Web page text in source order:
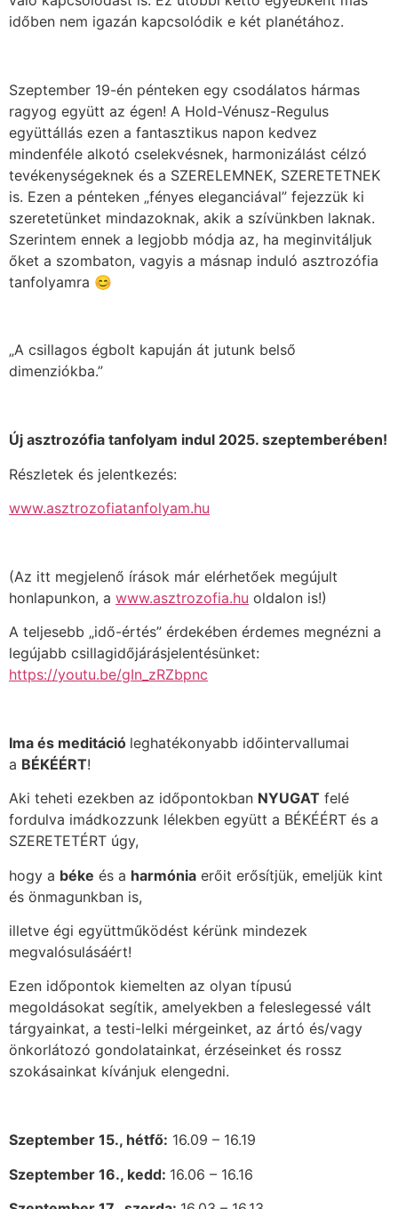
időben nem igazán kapcsolódik e két planétához.
Szeptember 19-én pénteken egy csodálatos hármas
ragyog együtt az égen! A Hold-Vénusz-Regulus
együttállás ezen a fantasztikus napon kedvez
mindenféle alkotó cselekvésnek, harmonizálást célzó
tevékenységeknek és a SZERELEMNEK, SZERETETNEK
is. Ezen a pénteken „fényes eleganciával” fejezzük ki
szeretetünket mindazoknak, akik a szívünkben laknak.
Szerintem ennek a legjobb módja az, ha meginvitáljuk
őket a szombaton, vagyis a másnap induló asztrozófia
tanfolyamra 😊
„A csillagos égbolt kapuján át jutunk belső
dimenziókba.”
Új asztrozófia tanfolyam indul 2025. szeptemberében!
Részletek és jelentkezés:
www.asztrozofiatanfolyam.hu
(Az itt megjelenő írások már elérhetőek megújult
honlapunkon, a www.asztrozofia.hu oldalon is!)
A teljesebb „idő-értés” érdekében érdemes megnézni a
legújabb csillagidőjárásjelentésünket:
https://youtu.be/gIn_zRZbpnc
Ima és meditáció leghatékonyabb időintervallumai
a BÉKÉÉRT!
Aki teheti ezekben az időpontokban NYUGAT felé
fordulva imádkozzunk lélekben együtt a BÉKÉÉRT és a
SZERETETÉRT úgy,
hogy a béke és a harmónia erőit erősítjük, emeljük kint
és önmagunkban is,
illetve égi együttműködést kérünk mindezek
megvalósulásáért!
Ezen időpontok kiemelten az olyan típusú
megoldásokat segítik, amelyekben a feleslegessé vált
tárgyainkat, a testi-lelki mérgeinket, az ártó és/vagy
önkorlátozó gondolatainkat, érzéseinket és rossz
szokásainkat kívánjuk elengedni.
Szeptember 15., hétfő: 16.09 – 16.19
Szeptember 16., kedd: 16.06 – 16.16